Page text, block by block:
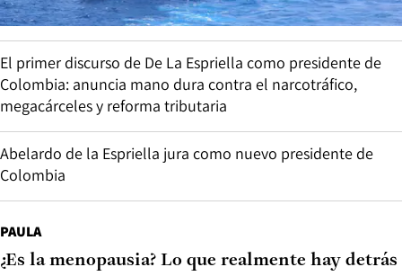
El primer discurso de De La Espriella como presidente de
Colombia: anuncia mano dura contra el narcotráfico,
megacárceles y reforma tributaria
Abelardo de la Espriella jura como nuevo presidente de
Colombia
PAULA
¿Es la menopausia? Lo que realmente hay detrás